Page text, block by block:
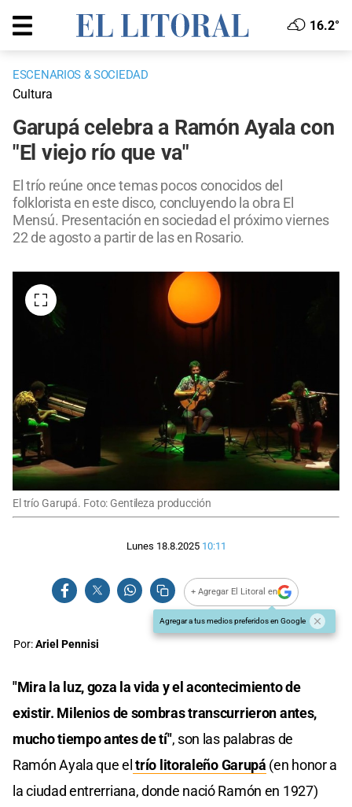
16.2°
ESCENARIOS & SOCIEDAD
Cultura
Garupá celebra a Ramón Ayala con
"El viejo río que va"
El trío reúne once temas pocos conocidos del
folklorista en este disco, concluyendo la obra El
Mensú. Presentación en sociedad el próximo viernes
22 de agosto a partir de las en Rosario.
El trío Garupá. Foto: Gentileza producción
Lunes 18.8.2025 10:11
+ Agregar El Litoral en
Agregar a tus medios preferidos en Google
Por:Ariel Pennisi
"Mira la luz, goza la vida y el acontecimiento de
existir. Milenios de sombras transcurrieron antes,
mucho tiempo antes de tí", son las palabras de
Ramón Ayala que eltrío litoraleño Garupá (en honor a
la ciudad entrerriana, donde nació Ramón en 1927)